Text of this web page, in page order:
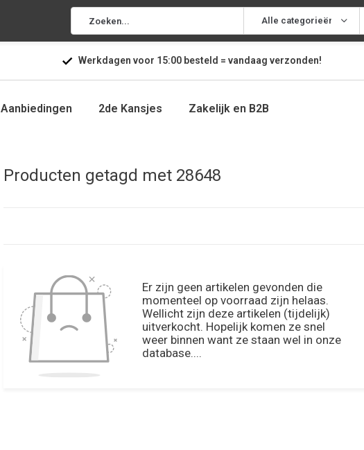
Alle categorieën
Werkdagen voor 15:00besteld = vandaag verzonden!
Aanbiedingen 2de Kansjes Zakelijk en B2B
Producten getagd met 28648
Er zijn geen artikelen gevonden die
momenteel op voorraad zijn helaas.
Wellicht zijn deze artikelen (tijdelijk)
uitverkocht. Hopelijk komen ze snel
weer binnen want ze staan wel in onze
database....